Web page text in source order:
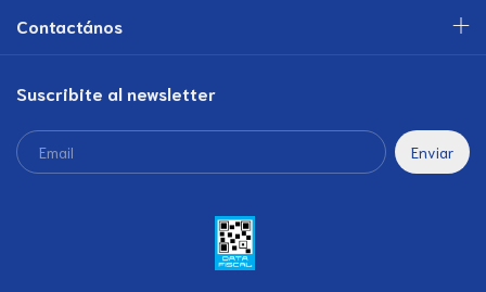
Contactános
Suscribite al newsletter